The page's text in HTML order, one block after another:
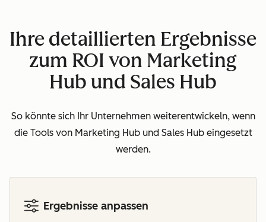
Ihre detaillierten Ergebnisse
zum ROI von Marketing
Hub und Sales Hub
So könnte sich Ihr Unternehmen weiterentwickeln, wenn
die Tools von Marketing Hub und Sales Hub eingesetzt
werden.
Ergebnisse anpassen